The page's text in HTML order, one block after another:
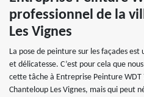
professionnel de la
Les Vignes
La pose de peinture sur les façades
et délicatesse. C’est pour cela que
cette tâche à Entreprise Peinture
Chanteloup Les Vignes, mais qui peut